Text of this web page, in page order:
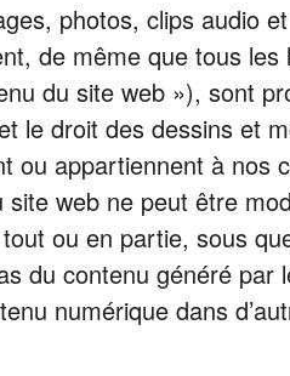
photos, clips audio
de même que tous
du site web »), sont
le droit des dessins et
ou appartiennent à
web ne peut être
ou en partie, sous
du contenu généré par
numérique dans